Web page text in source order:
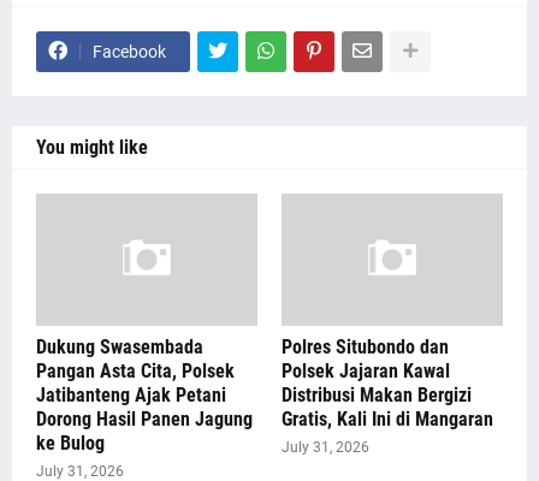
Facebook
You might like
Dukung Swasembada
Pangan Asta Cita, Polsek
Jatibanteng Ajak Petani
Dorong Hasil Panen Jagung
ke Bulog
July 31, 2026
Polres Situbondo dan
Polsek Jajaran Kawal
Distribusi Makan Bergizi
Gratis, Kali Ini di Mangaran
July 31, 2026